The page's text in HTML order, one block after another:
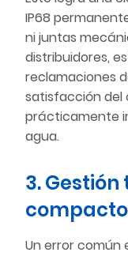
IP68
ni juntas
distribuidores,
reclamaciones
satisfacción del
prácticamente
agua.
3.
Un error común